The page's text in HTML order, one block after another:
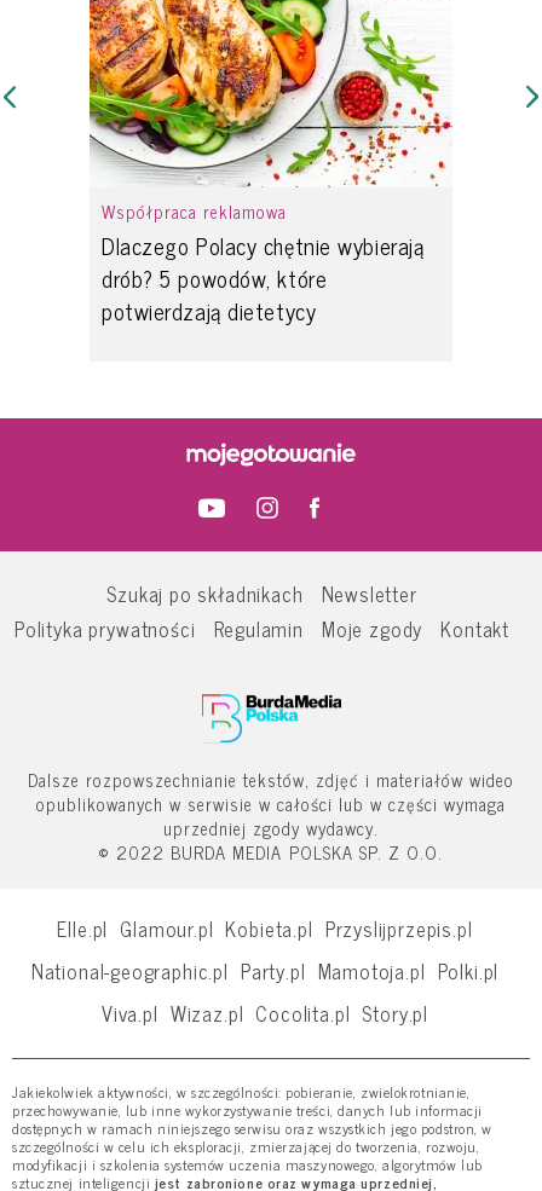
Współpraca reklamowa
Dlaczego Polacy chętnie wybierają
drób? 5 powodów, które
potwierdzają dietetycy
Szukaj po składnikach
Newsletter
Polityka prywatności
Regulamin Moje zgody Kontakt
Dalsze rozpowszechnianie tekstów, zdjęć i materiałów wideo
opublikowanych w serwisie w całości lub w części wymaga
uprzedniej zgody wydawcy.
© 2022 BURDA MEDIA POLSKA SP. Z O.O.
Elle.pl Glamour.pl Kobieta.pl Przyslijprzepis.pl
National-geographic.pl Party.pl Mamotoja.pl Polki.pl
Viva.pl Wizaz.pl Cocolita.pl Story.pl
Jakiekolwiek aktywności, w szczególności: pobieranie, zwielokrotnianie,
przechowywanie, lub inne wykorzystywanie treści, danych lub informacji
dostępnych w ramach niniejszego serwisu oraz wszystkich jego podstron, w
szczególności w celu ich eksploracji, zmierzającej do tworzenia, rozwoju,
modyfikacji i szkolenia systemów uczenia maszynowego, algorytmów lub
sztucznej inteligencji jest zabronione oraz wymaga uprzedniej,